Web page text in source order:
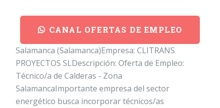
CANAL OFERTAS DE EMPLEO
Salamanca (Salamanca)Empresa: CLITRANS
PROYECTOS SLDescripción: Oferta de Empleo:
Técnico/a de Calderas - Zona
SalamancaImportante empresa del sector
energético busca incorporar técnicos/as